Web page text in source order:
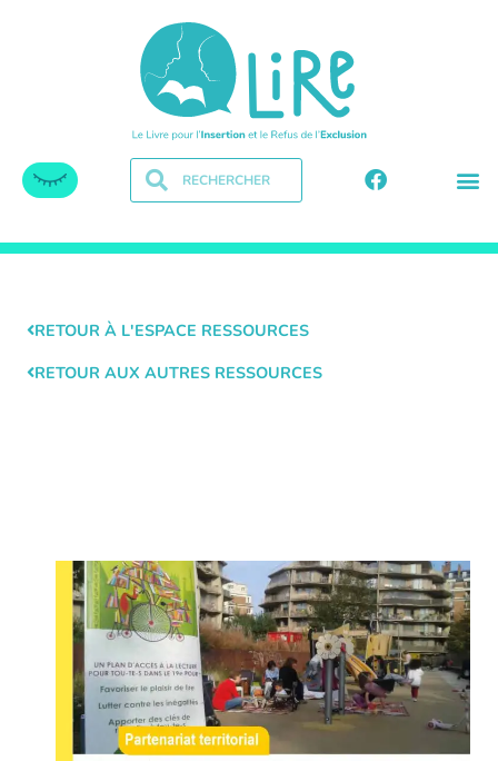
RETOUR À L'ESPACE RESSOURCES
RETOUR AUX AUTRES RESSOURCES